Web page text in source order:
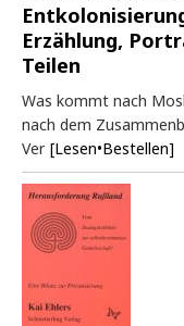
Erzählung,
Teilen
Was kommt nach
nach dem
Ver [Lesen•Bestellen]